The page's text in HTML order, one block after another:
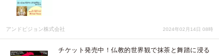
アンドビジョン株式会社 2024年02月14日 08時
チケット発売中！仏教的世界観で抹茶と舞踏に浸る